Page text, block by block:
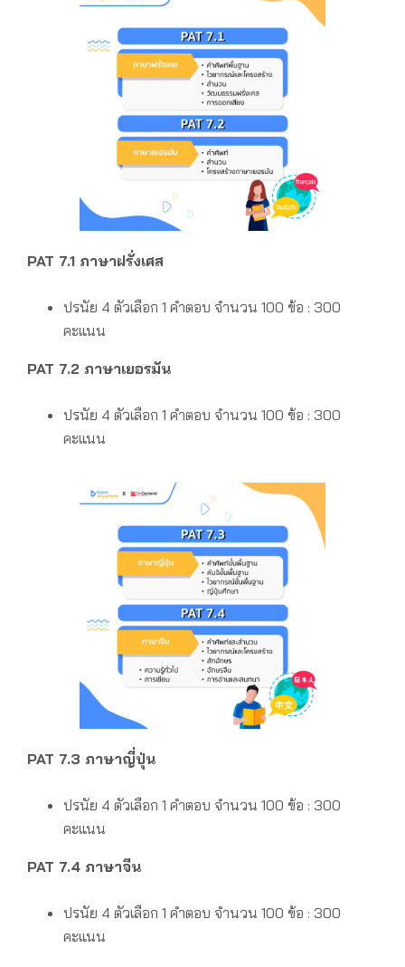
PAT 7.1 ภาษาฝรั่งเศส
ปรนัย 4 ตัวเลือก 1 คำตอบ จำนวน 100 ข้อ : 300
คะแนน
PAT 7.2 ภาษาเยอรมัน
ปรนัย 4 ตัวเลือก 1 คำตอบ จำนวน 100 ข้อ : 300
คะแนน
PAT 7.3 ภาษาญี่ปุ่น
ปรนัย 4 ตัวเลือก 1 คำตอบ จำนวน 100 ข้อ : 300
คะแนน
PAT 7.4 ภาษาจีน
ปรนัย 4 ตัวเลือก 1 คำตอบ จำนวน 100 ข้อ : 300
คะแนน